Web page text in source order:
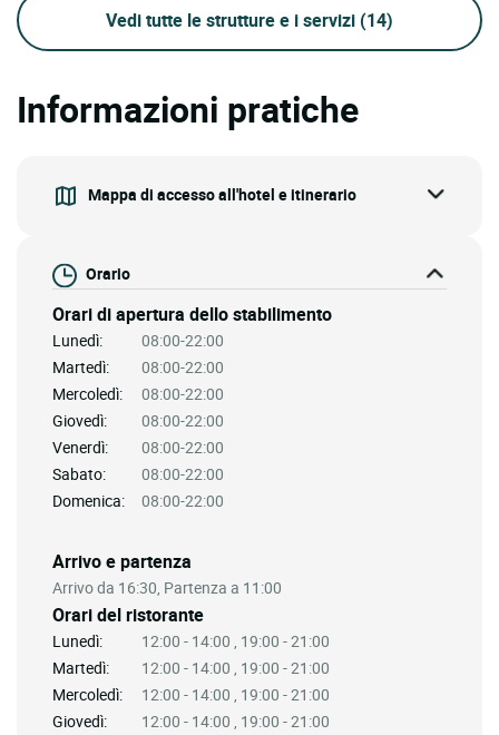
Vedi tutte le strutture e i servizi (14)
Informazioni pratiche
Mappa di accesso all'hotel e itinerario
Orario
Orari di apertura dello stabilimento
Lunedì:
08:00-22:00
Martedì:
08:00-22:00
Mercoledì:
08:00-22:00
Giovedì:
08:00-22:00
Venerdì:
08:00-22:00
Sabato:
08:00-22:00
Domenica:
08:00-22:00
Arrivo e partenza
Arrivo da 16:30, Partenza a 11:00
Orari del ristorante
Lunedì:
12:00 - 14:00 , 19:00 - 21:00
Martedì:
12:00 - 14:00 , 19:00 - 21:00
Mercoledì:
12:00 - 14:00 , 19:00 - 21:00
Giovedì:
12:00 - 14:00 , 19:00 - 21:00